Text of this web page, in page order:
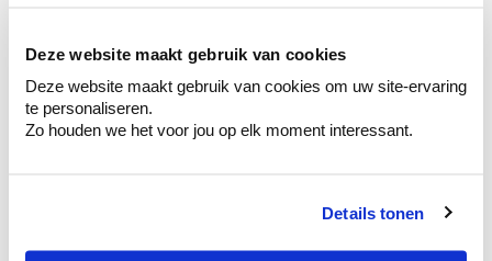
Deze website maakt gebruik van cookies
Deze website maakt gebruik van cookies om uw site-ervaring
te personaliseren.
Zo houden we het voor jou op elk moment interessant.
Details tonen
Krijg ineens een technologische check-up
van je muren.
Bekijk je kleur in de winkel